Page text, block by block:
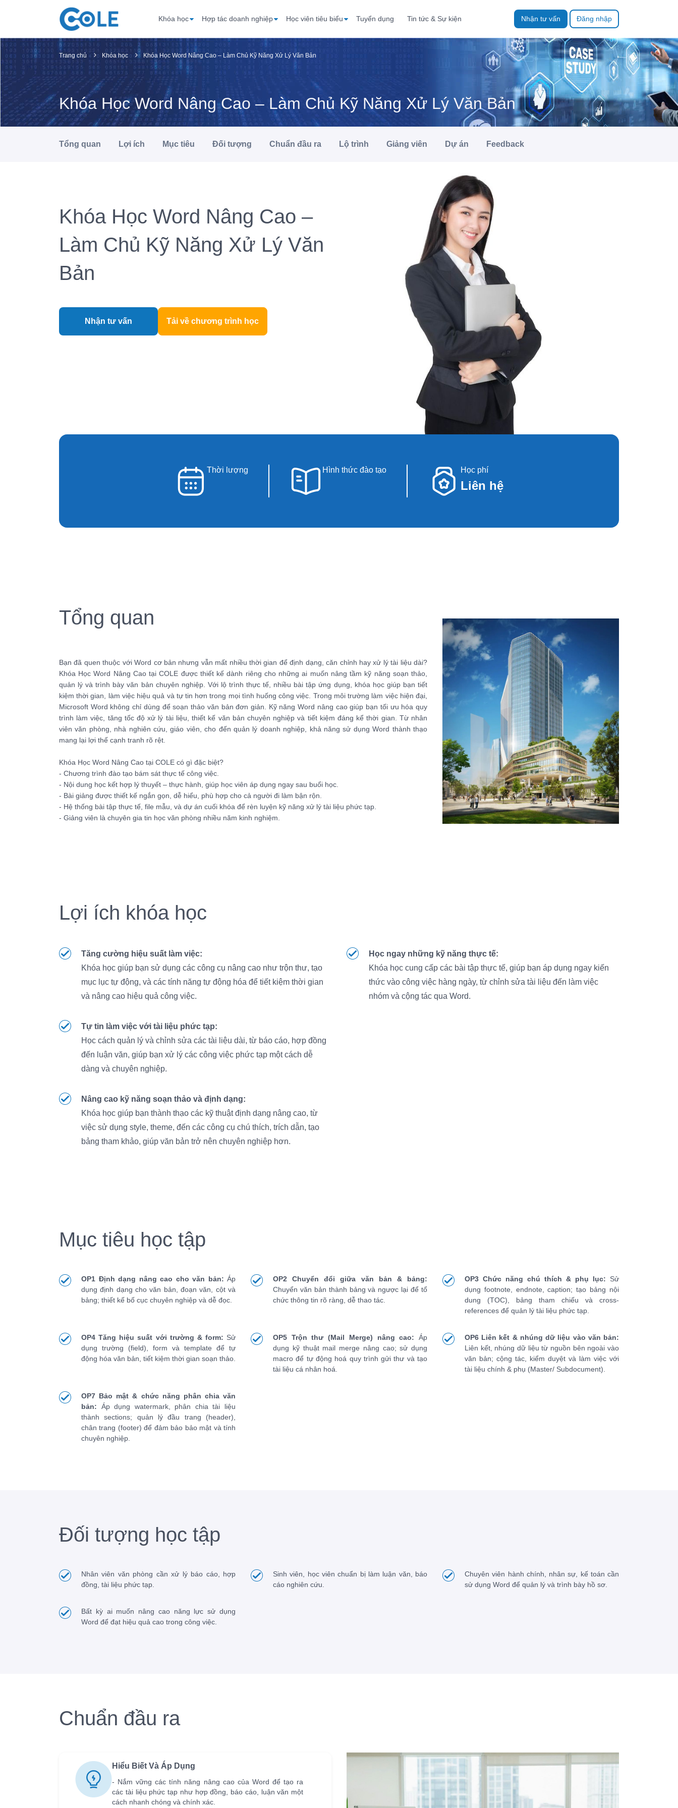
Khóa học Hợp tác doanh nghiệp Học viên tiêu biểu Tuyển dụng Tin tức & Sự kiện Nhận tư vấn Đăng nhập
Trang chủ Khóa học Khóa Học Word Nâng Cao – Làm Chủ Kỹ Năng Xử Lý Văn Bản
Khóa Học Word Nâng Cao – Làm Chủ Kỹ Năng Xử Lý Văn Bản
Tổng quan Lợi ích Mục tiêu Đối tượng Chuẩn đầu ra Lộ trình Giảng viên Dự án Feedback
Khóa Học Word Nâng Cao –
Làm Chủ Kỹ Năng Xử Lý Văn
Bản
Nhận tư vấn Tải về chương trình học
Thời lượng Hình thức đào tạo Học phí
Liên hệ
Tổng quan
Bạn đã quen thuộc với Word cơ bản nhưng vẫn mất nhiều thời gian để định dạng, căn chỉnh hay xử lý tài liệu dài?
Khóa Học Word Nâng Cao tại COLE được thiết kế dành riêng cho những ai muốn nâng tầm kỹ năng soạn thảo,
quản lý và trình bày văn bản chuyên nghiệp. Với lộ trình thực tế, nhiều bài tập ứng dụng, khóa học giúp bạn tiết
kiệm thời gian, làm việc hiệu quả và tự tin hơn trong mọi tình huống công việc. Trong môi trường làm việc hiện đại,
Microsoft Word không chỉ dùng để soạn thảo văn bản đơn giản. Kỹ năng Word nâng cao giúp bạn tối ưu hóa quy
trình làm việc, tăng tốc độ xử lý tài liệu, thiết kế văn bản chuyên nghiệp và tiết kiệm đáng kể thời gian. Từ nhân
viên văn phòng, nhà nghiên cứu, giáo viên, cho đến quản lý doanh nghiệp, khả năng sử dụng Word thành thạo
mang lại lợi thế cạnh tranh rõ rệt.
Khóa Học Word Nâng Cao tại COLE có gì đặc biệt?
- Chương trình đào tạo bám sát thực tế công việc.
- Nội dung học kết hợp lý thuyết – thực hành, giúp học viên áp dụng ngay sau buổi học.
- Bài giảng được thiết kế ngắn gọn, dễ hiểu, phù hợp cho cả người đi làm bận rộn.
- Hệ thống bài tập thực tế, file mẫu, và dự án cuối khóa để rèn luyện kỹ năng xử lý tài liệu phức tạp.
- Giảng viên là chuyên gia tin học văn phòng nhiều năm kinh nghiệm.
Lợi ích khóa học
Tăng cường hiệu suất làm việc:
Khóa học giúp bạn sử dụng các công cụ nâng cao như trộn thư, tạo
mục lục tự động, và các tính năng tự động hóa để tiết kiệm thời gian
và nâng cao hiệu quả công việc.
Tự tin làm việc với tài liệu phức tạp:
Học cách quản lý và chỉnh sửa các tài liệu dài, từ báo cáo, hợp đồng
đến luận văn, giúp bạn xử lý các công việc phức tạp một cách dễ
dàng và chuyên nghiệp.
Nâng cao kỹ năng soạn thảo và định dạng:
Khóa học giúp bạn thành thạo các kỹ thuật định dạng nâng cao, từ
việc sử dụng style, theme, đến các công cụ chú thích, trích dẫn, tạo
bảng tham khảo, giúp văn bản trở nên chuyên nghiệp hơn.
Học ngay những kỹ năng thực tế:
Khóa học cung cấp các bài tập thực tế, giúp bạn áp dụng ngay kiến
thức vào công việc hàng ngày, từ chỉnh sửa tài liệu đến làm việc
nhóm và cộng tác qua Word.
Mục tiêu học tập
OP1 Định dạng nâng cao cho văn bản: Áp
dụng định dạng cho văn bản, đoạn văn, cột và
bảng; thiết kế bố cục chuyên nghiệp và dễ đọc.
OP2 Chuyển đổi giữa văn bản & bảng:
Chuyển văn bản thành bảng và ngược lại để tổ
chức thông tin rõ ràng, dễ thao tác.
OP3 Chức năng chú thích & phụ lục: Sử
dụng footnote, endnote, caption; tạo bảng nội
dung (TOC), bảng tham chiếu và cross-
references để quản lý tài liệu phức tạp.
OP4 Tăng hiệu suất với trường & form: Sử
dụng trường (field), form và template để tự
động hóa văn bản, tiết kiệm thời gian soạn thảo.
OP5 Trộn thư (Mail Merge) nâng cao: Áp
dụng kỹ thuật mail merge nâng cao; sử dụng
macro để tự động hoá quy trình gửi thư và tạo
tài liệu cá nhân hoá.
OP6 Liên kết & nhúng dữ liệu vào văn bản:
Liên kết, nhúng dữ liệu từ nguồn bên ngoài vào
văn bản; cộng tác, kiểm duyệt và làm việc với
tài liệu chính & phụ (Master/ Subdocument).
OP7 Bảo mật & chức năng phân chia văn
bản: Áp dụng watermark, phân chia tài liệu
thành sections; quản lý đầu trang (header),
chân trang (footer) để đảm bảo bảo mật và tính
chuyên nghiệp.
Đối tượng học tập
Nhân viên văn phòng cần xử lý báo cáo, hợp
đồng, tài liệu phức tạp.
Sinh viên, học viên chuẩn bị làm luận văn, báo
cáo nghiên cứu.
Chuyên viên hành chính, nhân sự, kế toán cần
sử dụng Word để quản lý và trình bày hồ sơ.
Bất kỳ ai muốn nâng cao năng lực sử dụng
Word để đạt hiệu quả cao trong công việc.
Chuẩn đầu ra
Hiểu Biết Và Áp Dụng
- Nắm vững các tính năng nâng cao của Word để tạo ra
các tài liệu phức tạp như hợp đồng, báo cáo, luận văn một
cách nhanh chóng và chính xác.